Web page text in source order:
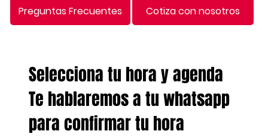
Preguntas Frecuentes Cotiza con nosotros
Selecciona tu hora y agenda
Te hablaremos a tu whatsapp
para confirmar tu hora